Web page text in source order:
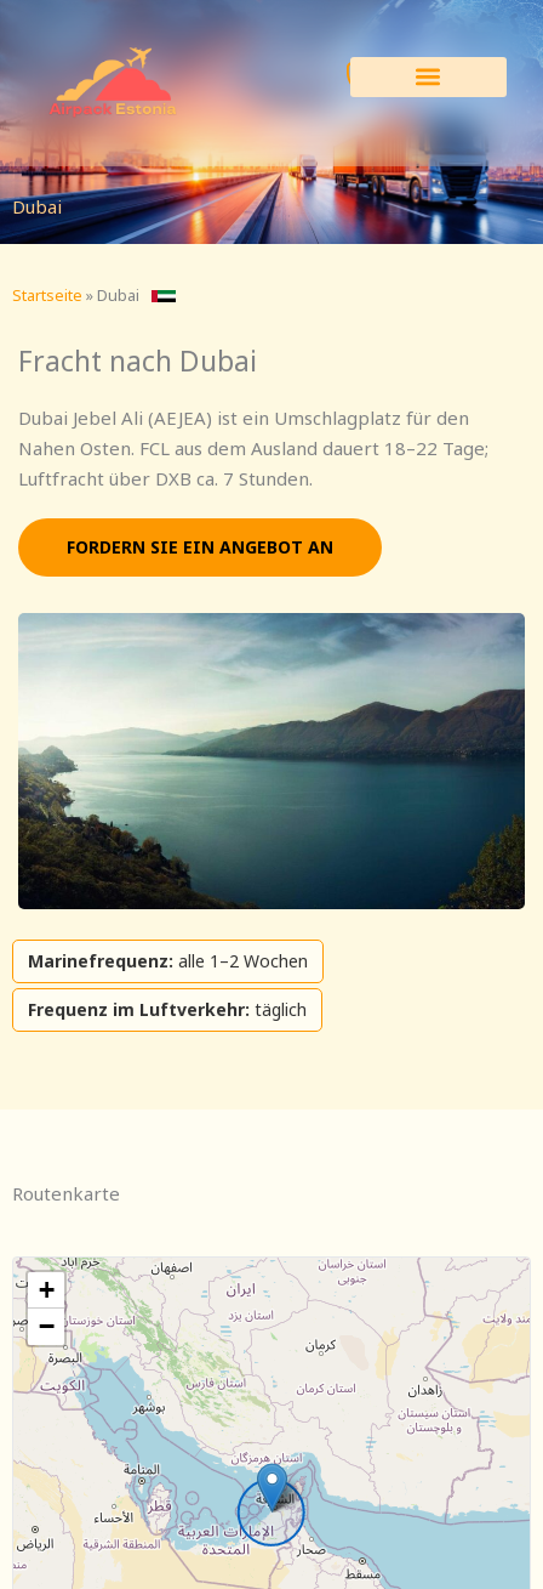
springen
Dubai
Startseite » Dubai
Fracht nach Dubai
Dubai Jebel Ali (AEJEA) ist ein Umschlagplatz für den
Nahen Osten. FCL aus dem Ausland dauert 18–22 Tage;
Luftfracht über DXB ca. 7 Stunden.
FORDERN SIE EIN ANGEBOT AN
Marinefrequenz: alle 1–2 Wochen
Frequenz im Luftverkehr: täglich
Routenkarte
+
−